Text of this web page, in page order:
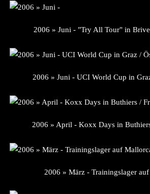
2006 » Juni - "Try All Tour" in
2006 » Juni - UCI World Cup in
2006 » April - Koxx Days in
2006 » März - Trainingslager